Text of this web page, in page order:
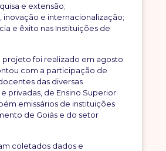
e extensão;
e internacionalização;
e êxito nas Instituições de
foi realizado em agosto
com a participação de
das diversas
privadas, de Ensino Superior
emissários de instituições
de Goiás e do setor
coletados dados e